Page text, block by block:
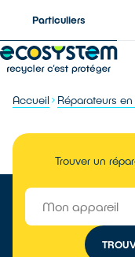
Particuliers
Accueil Réparateurs
Trouver un